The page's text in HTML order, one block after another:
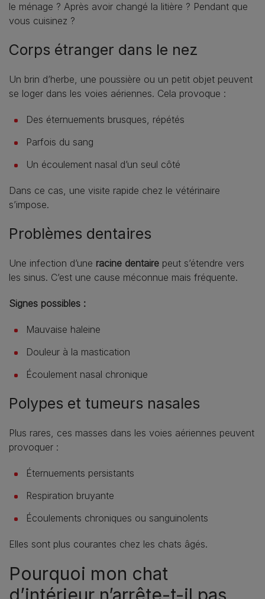
le ménage ? Après avoir changé la litière ? Pendant que
vous cuisinez ?
Corps étranger dans le nez
Un brin d’herbe, une poussière ou un petit objet peuvent
se loger dans les voies aériennes. Cela provoque :
Des éternuements brusques, répétés
Parfois du sang
Un écoulement nasal d’un seul côté
Dans ce cas, une visite rapide chez le vétérinaire
s’impose.
Problèmes dentaires
Une infection d’une racine dentaire peut s’étendre vers
les sinus. C’est une cause méconnue mais fréquente.
Signes possibles :
Mauvaise haleine
Douleur à la mastication
Écoulement nasal chronique
Polypes et tumeurs nasales
Plus rares, ces masses dans les voies aériennes peuvent
provoquer :
Éternuements persistants
Respiration bruyante
Écoulements chroniques ou sanguinolents
Elles sont plus courantes chez les chats âgés.
Pourquoi mon chat